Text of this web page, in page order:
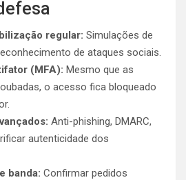
regular: Simulações de
de ataques sociais.
(MFA): Mesmo que as
o acesso fica bloqueado
Anti-phishing, DMARC,
autenticidade dos
banda: Confirmar pedidos